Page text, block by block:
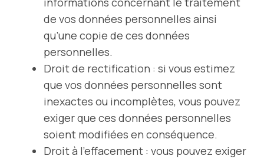
de vos données personnelles ainsi
qu’une copie de ces données
personnelles.
Droit de rectification : si vous estimez
que vos données personnelles sont
inexactes ou incomplètes, vous pouvez
exiger que ces données personnelles
soient modifiées en conséquence.
Droit à l’effacement : vous pouvez exiger